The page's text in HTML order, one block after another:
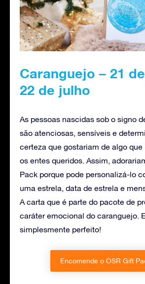
Caranguejo – 21
22 de julho
As pessoas nascidas sob o signo
são atenciosas, sensíveis e
certeza que gostariam de algo
os entes queridos. Assim,
Pack porque pode personalizá-lo
uma estrela, data de estrela e
A carta que é parte do pacote de
caráter emocional do caranguejo.
simplesmente perfeito!
Encomende o OSR Gift